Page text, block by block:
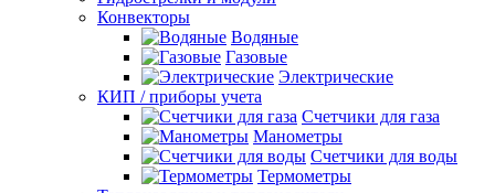
Конвекторы
Водяные
Газовые
Электрические
КИП / приборы учета
Счетчики для газа
Манометры
Счетчики для воды
Термометры